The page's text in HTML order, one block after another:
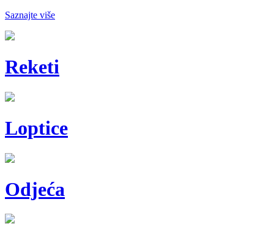
Saznajte više
Reketi
Loptice
Odjeća